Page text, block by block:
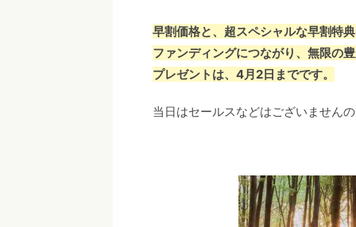
早割価格と、超スペシャルな早割特
ファンディングにつながり、無限の
プレゼントは、4月2日までです。
当日はセールスなどはございません